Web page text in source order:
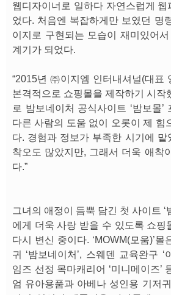
웹디자이너로 일하다 자연스럽게 웹
었다. 처음엔 복잡하게만 보였던 명
이지로 구현되는 모습이 재미있어
계기가 되었다.
“2015년 ㈜이지엠 인터내셔널(대표
본격적으로 쇼핑몰을 제작하기 시작
로 밤보네이처 공식사이트 ‘밤보몰’
다른 사람의 도움 없이 오롯이 제 힘
다. 경험과 정보가 부족한 시기에 맡
착오도 많았지만, 그래서 더욱 애착
다.”
그녀의 애정이 듬뿍 담긴 첫 사이트 ‘
에게 더욱 사랑 받을 수 있도록 쇼핑
다시 변신 중이다. ‘MOWM(모움)’몰
귀 ‘밤보네이처’, 스웨덴 교육완구 ‘
임즈 선정 목마캐리어 ‘미니메이즈’
엄 유아용품과 아베나 성인용 기저